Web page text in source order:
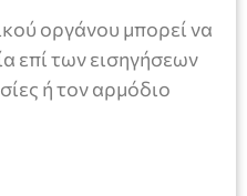
οργάνου μπορεί να
επί των εισηγήσεων
ή τον αρμόδιο